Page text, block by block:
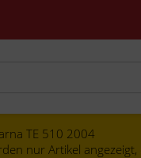
TE 510 2004
nur Artikel